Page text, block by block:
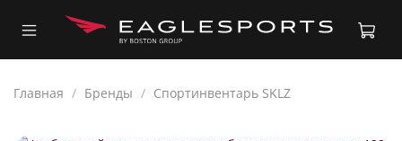
Главная Бренды Спортинвентарь SKLZ